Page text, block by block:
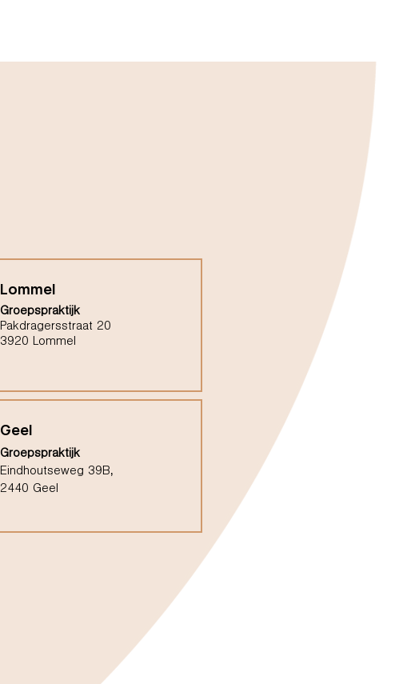
Lommel
Groepspraktijk
Pakdragersstraat 20
3920 Lommel
Geel
Groepspraktijk
Eindhoutseweg 39B,
2440 Geel